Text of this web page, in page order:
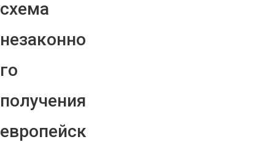
схема
незаконно
го
получения
европейск